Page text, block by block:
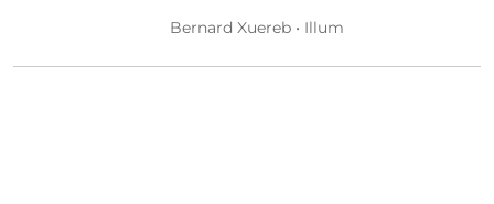
Bernard Xuereb • Illum